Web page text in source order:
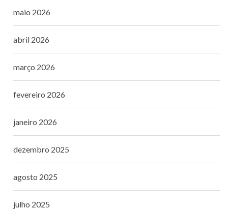
maio 2026
abril 2026
março 2026
fevereiro 2026
janeiro 2026
dezembro 2025
agosto 2025
julho 2025